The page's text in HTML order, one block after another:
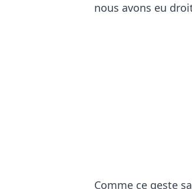
nous avons eu
Comme ce geste